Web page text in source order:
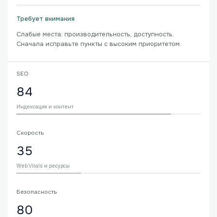
Требует внимания
Слабые места: производительность, доступность.
Сначала исправьте пункты с высоким приоритетом.
SEO
84
Индексация и контент
Скорость
35
Web Vitals и ресурсы
Безопасность
80